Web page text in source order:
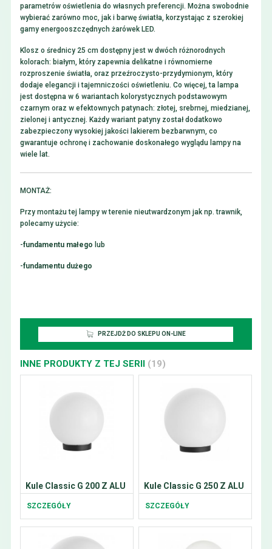
parametrów oświetlenia do własnych preferencji. Można swobodnie
wybierać zarówno moc, jak i barwę światła, korzystając z szerokiej
gamy energooszczędnych żarówek LED.
Klosz o średnicy 25 cm dostępny jest w dwóch różnorodnych
kolorach: białym, który zapewnia delikatne i równomierne
rozproszenie światła, oraz przeźroczysto-przydymionym, który
dodaje elegancji i tajemniczości oświetleniu. Co więcej, ta lampa
jest dostępna w 6 wariantach kolorystycznych podstawowym
czarnym oraz w efektownych patynach: złotej, srebrnej, miedzianej,
zielonej i antycznej. Każdy wariant patyny został dodatkowo
zabezpieczony wysokiej jakości lakierem bezbarwnym, co
gwarantuje ochronę i zachowanie doskonałego wyglądu lampy na
wiele lat.
MONTAŻ:
Przy montażu tej lampy w terenie nieutwardzonym jak np. trawnik,
polecamy użycie:
-fundamentu małego lub
-fundamentu dużego
PRZEJDŻ DO SKLEPU ON-LINE
INNE PRODUKTY Z TEJ SERII (19)
Kule Classic G 200 Z ALU
SZCZEGÓŁY
Kule Classic G 250 Z ALU
SZCZEGÓŁY